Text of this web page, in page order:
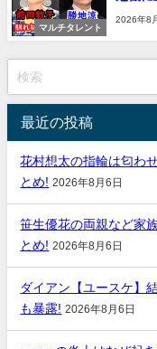
マルチタレント
2026年8
最近の投稿
花村想太の指輪は匂わ
とめ! 2026年8月6日
笹生優花の両親など家
とめ! 2026年8月6日
ダイアン【ユースケ】
も暴露! 2026年8月6日